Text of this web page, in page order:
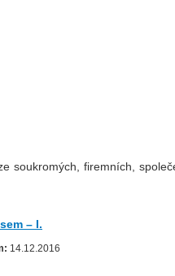
soukromých, firemních,
– I.
14.12.2016